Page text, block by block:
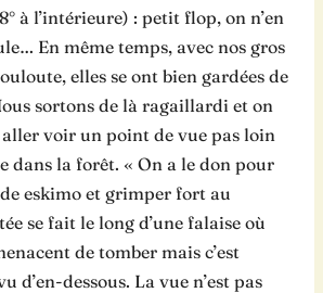
à l’intérieure) : petit flop, on n’en
En même temps, avec nos gros
elles se ont bien gardées de
sortons de là ragaillardi et on
voir un point de vue pas loin
dans la forêt. « On a le don pour
eskimo et grimper fort au
se fait le long d’une falaise où
de tomber mais c’est
d’en-dessous. La vue n’est pas